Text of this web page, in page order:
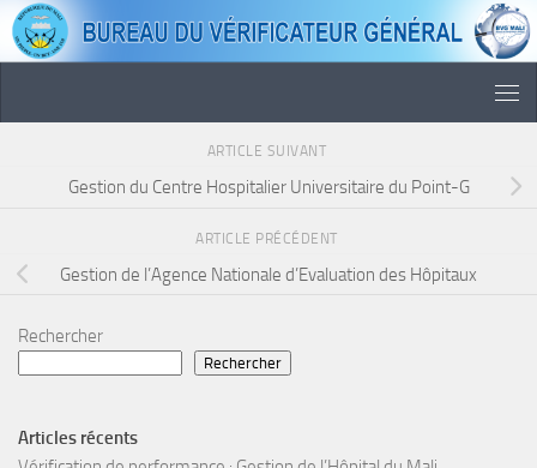
Skip to content
ARTICLE SUIVANT
Gestion du Centre Hospitalier Universitaire du Point-G
ARTICLE PRÉCÉDENT
Gestion de l’Agence Nationale d’Evaluation des Hôpitaux
Rechercher
Rechercher
Articles récents